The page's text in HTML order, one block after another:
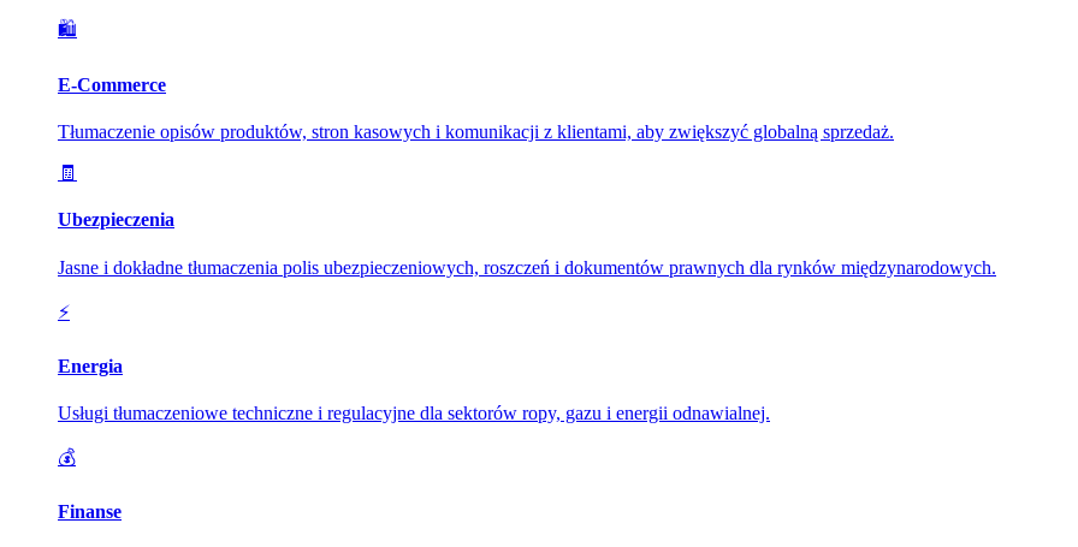
🛍️
E-Commerce
Tłumaczenie opisów produktów, stron kasowych i komunikacji z klientami, aby zwiększyć globalną sprzedaż.
🧾
Ubezpieczenia
Jasne i dokładne tłumaczenia polis ubezpieczeniowych, roszczeń i dokumentów prawnych dla rynków międzynarodowych.
⚡
Energia
Usługi tłumaczeniowe techniczne i regulacyjne dla sektorów ropy, gazu i energii odnawialnej.
💰
Finanse